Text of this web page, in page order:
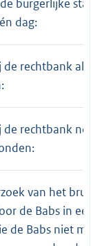
burgerlijke
dag:
de rechtbank al
de rechtbank nog
van het
de Babs in een
de Babs niet